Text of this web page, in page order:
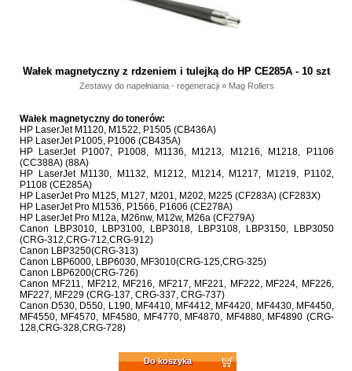
Wałek magnetyczny z rdzeniem i tulejką do HP CE285A - 10 szt
Zestawy do napełniania - regeneracji» Mag Rollers
Wałek magnetyczny do tonerów:
HP LaserJet M1120, M1522, P1505 (CB436A)
HP LaserJet P1005, P1006 (CB435A)
HP LaserJet P1007, P1008, M1136, M1213, M1216, M1218, P1106
(CC388A) (88A)
HP LaserJet M1130, M1132, M1212, M1214, M1217, M1219, P1102,
P1108 (CE285A)
HP LaserJet Pro M125, M127, M201, M202, M225 (CF283A) (CF283X)
HP LaserJet Pro M1536, P1566, P1606 (CE278A)
HP LaserJet Pro M12a, M26nw, M12w, M26a (CF279A)
Canon LBP3010, LBP3100, LBP3018, LBP3108, LBP3150, LBP3050
(CRG-312,CRG-712,CRG-912)
Canon LBP3250(CRG-313)
Canon LBP6000, LBP6030, MF3010(CRG-125,CRG-325)
Canon LBP6200(CRG-726)
Canon MF211, MF212, MF216, MF217, MF221, MF222, MF224, MF226,
MF227, MF229 (CRG-137, CRG-337, CRG-737)
Canon D530, D550, L190, MF4410, MF4412, MF4420, MF4430, MF4450,
MF4550, MF4570, MF4580, MF4770, MF4870, MF4880, MF4890 (CRG-
128,CRG-328,CRG-728)
Do koszyka